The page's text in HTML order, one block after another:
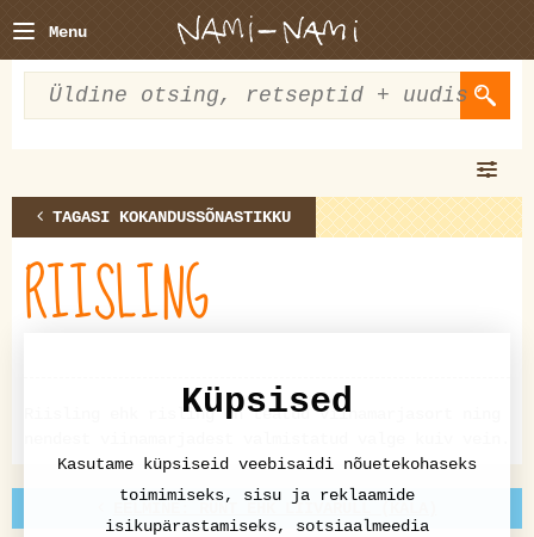
Menu
TAGASI KOKANDUSSÕNASTIKKU
RIISLING
Riisling ehk risling on teatud viinamarjasort ning
EELMINE: RÜNT EHK LIIVARULL (KALA)
Küpsised
Kasutame küpsiseid veebisaidi nõuetekohaseks
toimimiseks, sisu ja reklaamide
isikupärastamiseks, sotsiaalmeedia